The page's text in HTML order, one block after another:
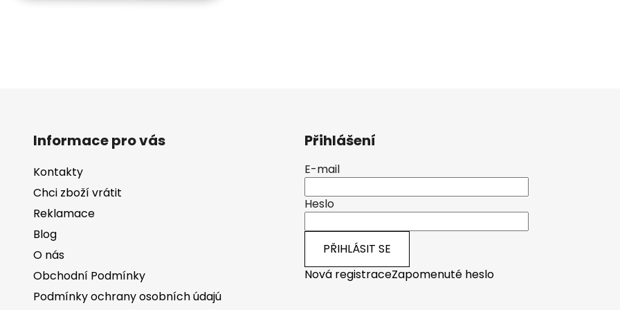
Informace pro vás
Kontakty
Chci zboží vrátit
Reklamace
Blog
O nás
Obchodní Podmínky
Podmínky ochrany osobních údajú
Přihlášení
E-mail
Heslo
PŘIHLÁSIT SE
Nová registraceZapomenuté heslo